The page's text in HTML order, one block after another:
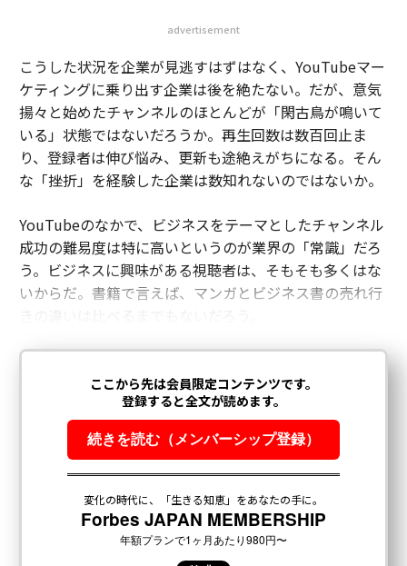
advertisement
こうした状況を企業が見逃すはずはなく、YouTubeマー
ケティングに乗り出す企業は後を絶たない。だが、意気
揚々と始めたチャンネルのほとんどが「閑古鳥が鳴いて
いる」状態ではないだろうか。再生回数は数百回止ま
り、登録者は伸び悩み、更新も途絶えがちになる。そん
な「挫折」を経験した企業は数知れないのではないか。
YouTubeのなかで、ビジネスをテーマとしたチャンネル
成功の難易度は特に高いというのが業界の「常識」だろ
う。ビジネスに興味がある視聴者は、そもそも多くはな
いからだ。書籍で言えば、マンガとビジネス書の売れ行